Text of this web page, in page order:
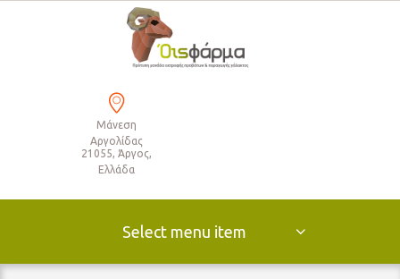
Μάνεση
Αργολίδας
21055, Άργος,
Ελλάδα
Select menu item